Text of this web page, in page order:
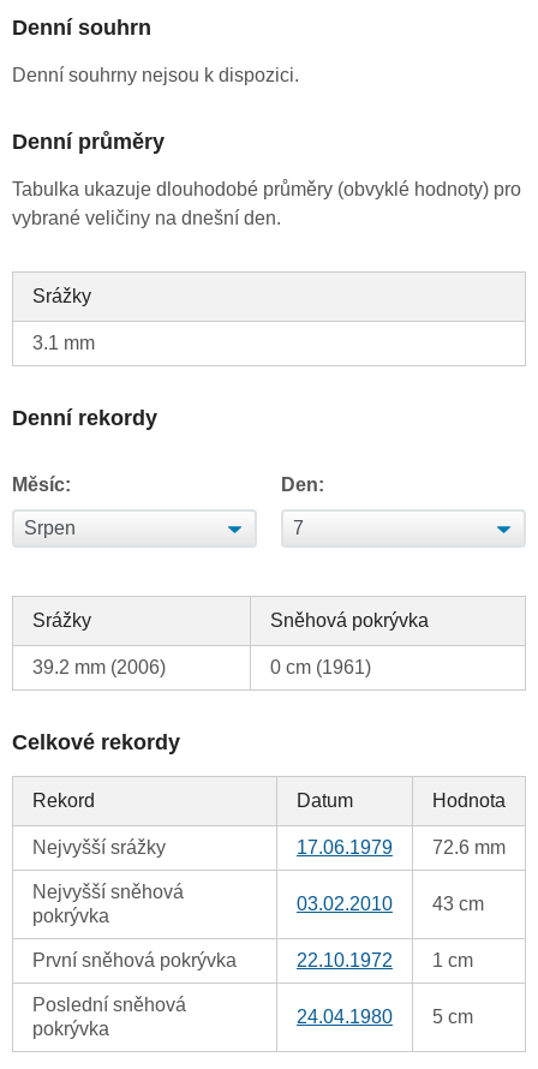
Denní souhrn
Denní souhrny nejsou k dispozici.
Denní průměry
Tabulka ukazuje dlouhodobé průměry (obvyklé hodnoty) pro
vybrané veličiny na dnešní den.
Srážky
3.1 mm
Denní rekordy
Měsíc: Den:
Srážky Sněhová pokrývka
39.2 mm (2006) 0 cm (1961)
Celkové rekordy
Rekord Datum Hodnota
Nejvyšší srážky 17.06.1979 72.6 mm
Nejvyšší sněhová
pokrývka
03.02.2010 43 cm
První sněhová pokrývka 22.10.1972 1 cm
Poslední sněhová
pokrývka
24.04.1980 5 cm